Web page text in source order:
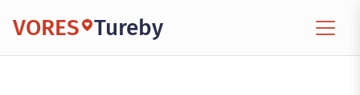
VORES Tureby